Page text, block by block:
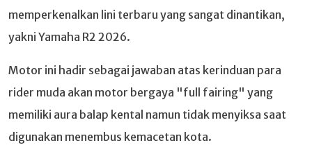
memperkenalkan lini terbaru yang sangat dinantikan,
yakni Yamaha R2 2026.
Motor ini hadir sebagai jawaban atas kerinduan para
rider muda akan motor bergaya "full fairing" yang
memiliki aura balap kental namun tidak menyiksa saat
digunakan menembus kemacetan kota.